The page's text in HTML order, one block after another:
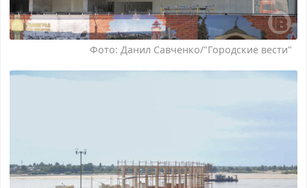
Фото: Данил Савченко/"Городские вести"